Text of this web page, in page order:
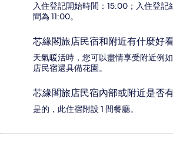
入住登記開始時間：15:00；入住登
間為 11:00。
芯緣閣旅店民宿和附近有什麼好
天氣暖活時，您可以盡情享受附近例
店民宿還具備花園。
芯緣閣旅店民宿內部或附近是否
是的，此住宿附設 1 間餐廳。